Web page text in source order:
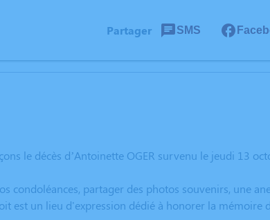
Partager SMS
le décès d’Antoinette OGER survenu le jeudi 13
condoléances, partager des photos souvenirs, une
est un lieu d'expression dédié à honorer la mémoire